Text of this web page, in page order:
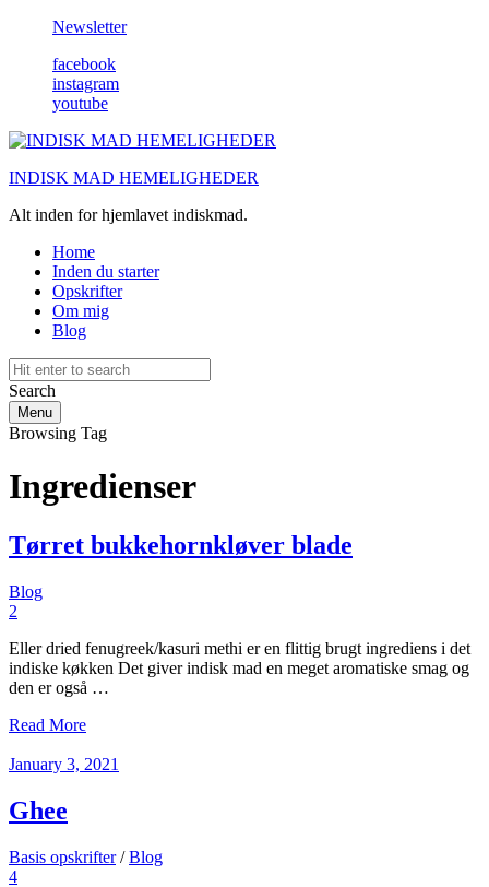
Newsletter
facebook
instagram
youtube
INDISK MAD HEMELIGHEDER
Alt inden for hjemlavet indiskmad.
Home
Inden du starter
Opskrifter
Om mig
Blog
Search
Menu
Browsing Tag
Ingredienser
Tørret bukkehornkløver blade
Blog
2
Eller dried fenugreek/kasuri methi er en flittig brugt ingrediens i det
indiske køkken Det giver indisk mad en meget aromatiske smag og
den er også …
Read More
January 3, 2021
Ghee
Basis opskrifter/Blog
4